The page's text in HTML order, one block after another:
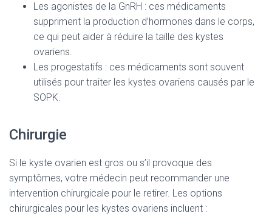
Les agonistes de la GnRH : ces médicaments
suppriment la production d’hormones dans le corps,
ce qui peut aider à réduire la taille des kystes
ovariens.
Les progestatifs : ces médicaments sont souvent
utilisés pour traiter les kystes ovariens causés par le
SOPK.
Chirurgie
Si le kyste ovarien est gros ou s’il provoque des
symptômes, votre médecin peut recommander une
intervention chirurgicale pour le retirer. Les options
chirurgicales pour les kystes ovariens incluent :